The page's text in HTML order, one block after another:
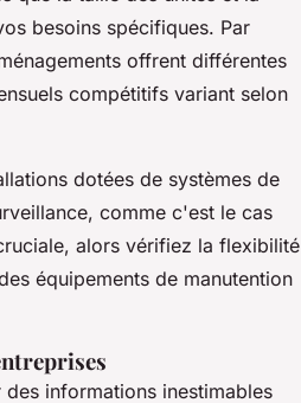
besoins spécifiques. Par
offrent différentes
compétitifs variant selon
dotées de systèmes de
comme c'est le cas
alors vérifiez la flexibilité
équipements de manutention
informations inestimables